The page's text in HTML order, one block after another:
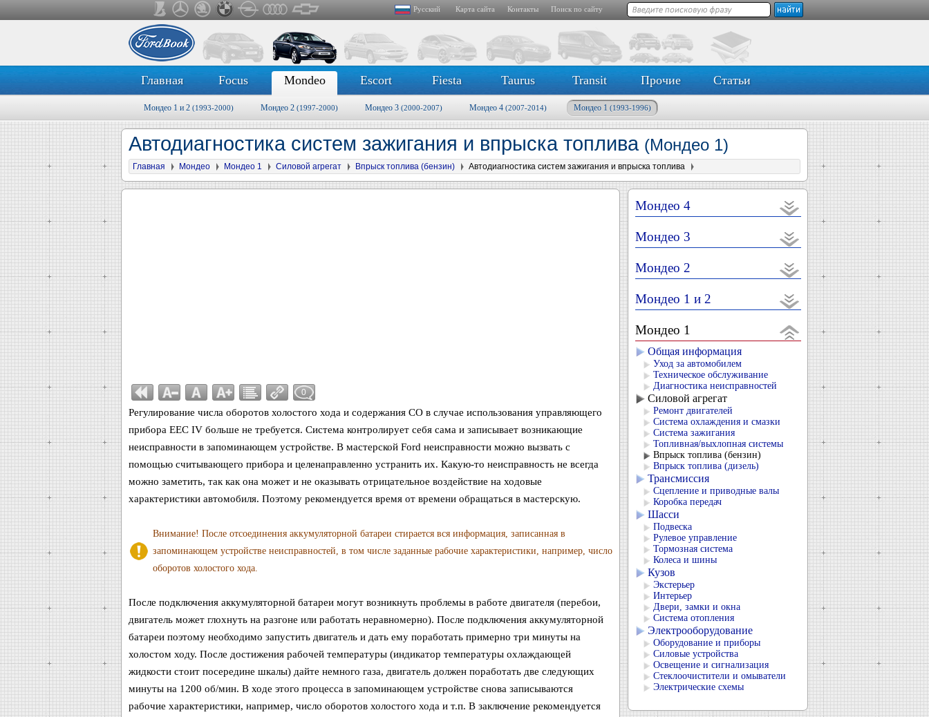
Русский Карта сайта Контакты Поиск по сайту
Главная Focus Mondeo Escort Fiesta Taurus Transit Прочие Статьи
Мондео 1 и 2 (1993-2000) Мондео 2 (1997-2000) Мондео 3 (2000-2007) Мондео 4 (2007-2014) Мондео 1 (1993-1996)
Автодиагностика систем зажигания и впрыска топлива (Мондео 1)
Главная Мондео Мондео 1 Силовой агрегат Впрыск топлива (бензин) Автодиагностика систем зажигания и впрыска топлива
0
Регулирование числа оборотов холостого хода и содержания CO в случае использования управляющего
прибора EEC IV больше не требуется. Система контролирует себя сама и записывает возникающие
неисправности в запоминающем устройстве. В мастерской Ford неисправности можно вызвать с
помощью считывающего прибора и целенаправленно устранить их. Какую-то неисправность не всегда
можно заметить, так как она может и не оказывать отрицательное воздействие на ходовые
характеристики автомобиля. Поэтому рекомендуется время от времени обращаться в мастерскую.
Внимание! После отсоединения аккумуляторной батареи стирается вся информация, записанная в
запоминающем устройстве неисправностей, в том числе заданные рабочие характеристики, например, число
оборотов холостого хода.
После подключения аккумуляторной батареи могут возникнуть проблемы в работе двигателя (перебои,
двигатель может глохнуть на разгоне или работать неравномерно). После подключения аккумуляторной
батареи поэтому необходимо запустить двигатель и дать ему поработать примерно три минуты на
холостом ходу. После достижения рабочей температуры (индикатор температуры охлаждающей
жидкости стоит посередине шкалы) дайте немного газа, двигатель должен поработать две следующих
минуты на 1200 об/мин. В ходе этого процесса в запоминающем устройстве снова записываются
рабочие характеристики, например, число оборотов холостого хода и т.п. В заключение рекомендуется
Мондео 4
Мондео 3
Мондео 2
Мондео 1 и 2
Мондео 1
Общая информация
Уход за автомобилем
Техническое обслуживание
Диагностика неисправностей
Силовой агрегат
Ремонт двигателей
Система охлаждения и смазки
Система зажигания
Топливная/выхлопная системы
Впрыск топлива (бензин)
Впрыск топлива (дизель)
Трансмиссия
Сцепление и приводные валы
Коробка передач
Шасси
Подвеска
Рулевое управление
Тормозная система
Колеса и шины
Кузов
Экстерьер
Интерьер
Двери, замки и окна
Система отопления
Электрооборудование
Оборудование и приборы
Силовые устройства
Освещение и сигнализация
Стеклоочистители и омыватели
Электрические схемы